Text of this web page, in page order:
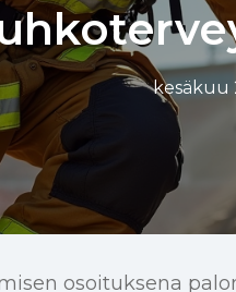
kesäkuu
osoituksena